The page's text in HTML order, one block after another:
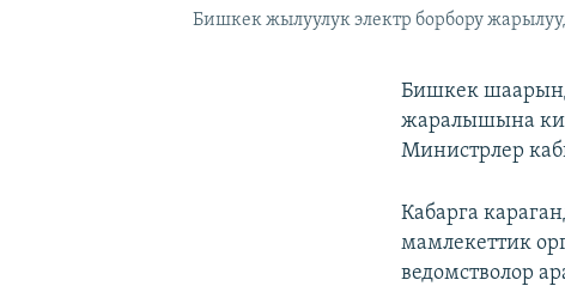
Бишкек жылуулук электр борбору
Бишкек
жаралышына
Министрлер
Кабарга
мамлекеттик
ведомстволор